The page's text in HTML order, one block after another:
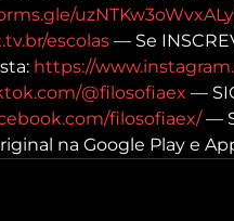
escolas — Se
https://
@filosofiaex —
filosofiaex/ —
na Google Play e